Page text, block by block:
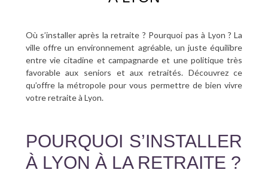
Où s’installer après la retraite ? Pourquoi pas à Lyon ? La
ville offre un environnement agréable, un juste équilibre
entre vie citadine et campagnarde et une politique très
favorable aux seniors et aux retraités. Découvrez ce
qu’offre la métropole pour vous permettre de bien vivre
votre retraite à Lyon.
POURQUOI S’INSTALLER
À LYON À LA RETRAITE ?